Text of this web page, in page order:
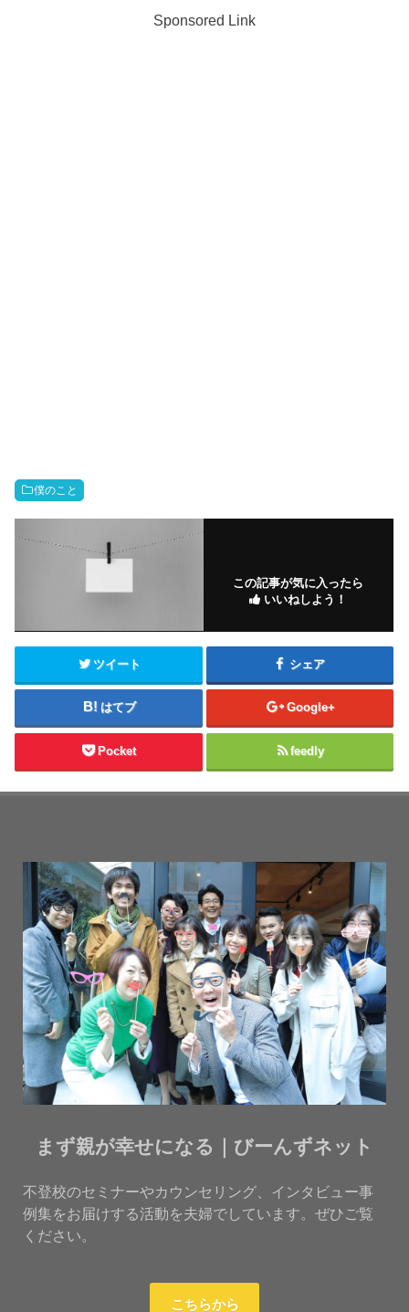
Sponsored Link
僕のこと
この記事が気に入ったら
いいねしよう！
ツイート シェア
はてブ Google+
Pocket feedly
まず親が幸せになる｜びーんずネット
不登校のセミナーやカウンセリング、インタビュー事
例集をお届けする活動を夫婦でしています。ぜひご覧
ください。
こちらから